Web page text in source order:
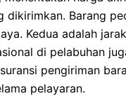
Barang
Kedua adalah
di pelabuhan
pengiriman
pelayaran.